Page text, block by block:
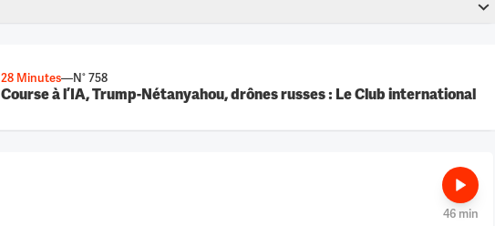
Course à l’IA, Trump-Nétanyahou, drônes russes : Le Club international
28 Minutes—N° 758
46 min